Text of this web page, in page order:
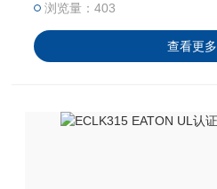
浏览量：403
查看更